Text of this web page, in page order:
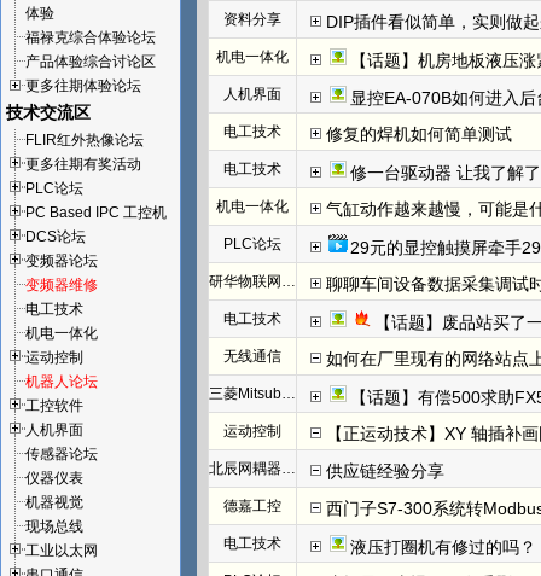
体验
福禄克综合体验论坛
产品体验综合讨论区
更多往期体验论坛
技术交流区
FLIR红外热像论坛
更多往期有奖活动
PLC论坛
PC Based IPC 工控机
DCS论坛
变频器论坛
变频器维修
电工技术
机电一体化
运动控制
机器人论坛
工控软件
人机界面
传感器论坛
仪器仪表
机器视觉
现场总线
工业以太网
资料分享 DIP插件看似简单，实则做
机电一体化 【话题】机房地板液压
人机界面 显控EA-070B如何进入
电工技术 修复的焊机如何简单测试
电工技术 修一台驱动器 让我了解
机电一体化 气缸动作越来越慢，可能是
PLC论坛 29元的显控触摸屏牵手
研华物联网论坛 聊聊车间设备数据采集调试
电工技术 【话题】废品站买了
无线通信 如何在厂里现有的网络站点
三菱Mitsubishi 【话题】有偿500求助
运动控制 【正运动技术】XY 轴插补
北辰网耦器与分布式 I/O 一体机体 供应链经验分享
德嘉工控 西门子S7-300系统转
电工技术 液压打圈机有修过的吗？